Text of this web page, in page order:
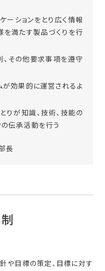
ーションをとり広く情報
を満たす製品づくりを行
その他要求事項を遵守
が効果的に運営されるよ
りが知識、技術、技能の
の伝承活動を行う
長
や目標の策定、目標に対す